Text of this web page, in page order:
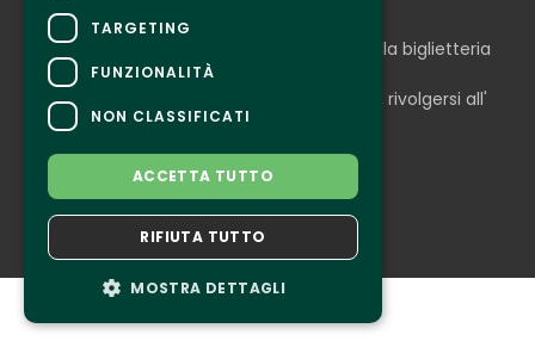
CONTATTI
Per informazioni e supporto all'acquisto della biglietteria
Clicca qui
Per informazioni sul programma e l'evento, rivolgersi all'
organizzatore.
Dichiarazione di accessibilità
TARGETING
FUNZIONALITÀ
NON CLASSIFICATI
ACCETTA TUTTO
RIFIUTA TUTTO
MOSTRA DETTAGLI